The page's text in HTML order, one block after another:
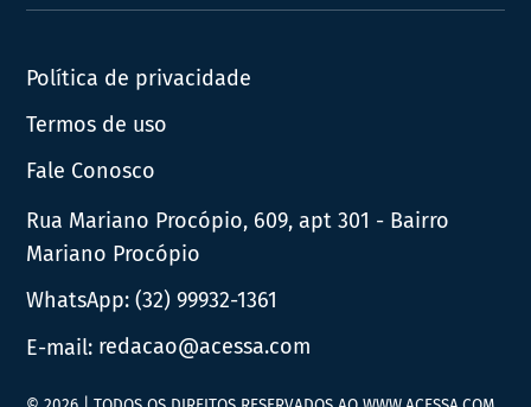
News
Política de privacidade
Termos de uso
Fale Conosco
Rua Mariano Procópio, 609, apt 301 - Bairro
Mariano Procópio
WhatsApp:(32) 99932-1361
E-mail: redacao@acessa.com